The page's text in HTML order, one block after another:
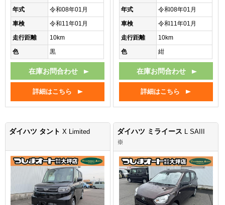
年式
令和08年01月
車検
令和11年01月
走行距離
10km
色
黒
在庫お問合わせ
詳細はこちら
年式
令和08年01月
車検
令和11年01月
走行距離
10km
色
紺
在庫お問合わせ
詳細はこちら
ダイハツ タント X Limited ダイハツ ミライース
L SAIII
※